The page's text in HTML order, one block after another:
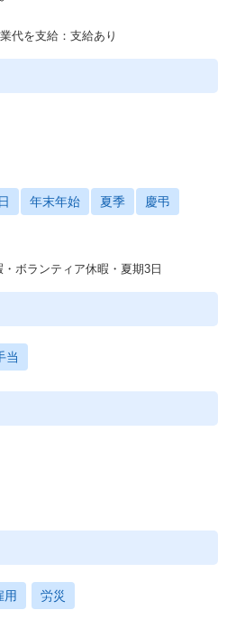
代を支給：支給あり
年末年始 夏季 慶弔
・ボランティア休暇・夏期3日
当
用 労災